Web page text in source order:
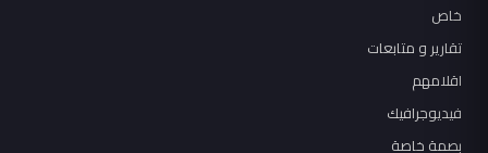
خاص
تقارير و متابعات
اقلامهم
فيديوجرافيك
بصمة خاصة